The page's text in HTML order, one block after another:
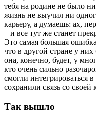
тебя на родине не было
жизнь не выучил ни
карьеру, а думаешь: ах,
– и все тут же станет
Это самая большая
что в другой стране у
она, конечно, будет, у
кто очень сильно
смогли интегрироваться
сохранили связь со своей
Так вышло